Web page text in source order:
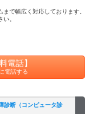
で幅広く対応しております。
。
電話】
電話する
断（コンピュータ診